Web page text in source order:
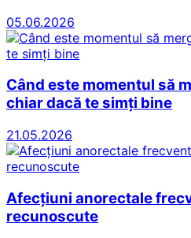
05.06.2026
Când este momentul să
chiar dacă te simți bine
21.05.2026
Afecțiuni anorectale
recunoscute